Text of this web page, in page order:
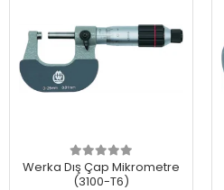
Werka Dış Çap Mikrometre
(3100-T6)